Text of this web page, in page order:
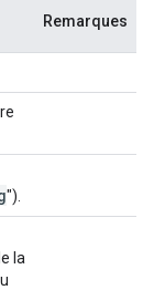
Remarques
").
la